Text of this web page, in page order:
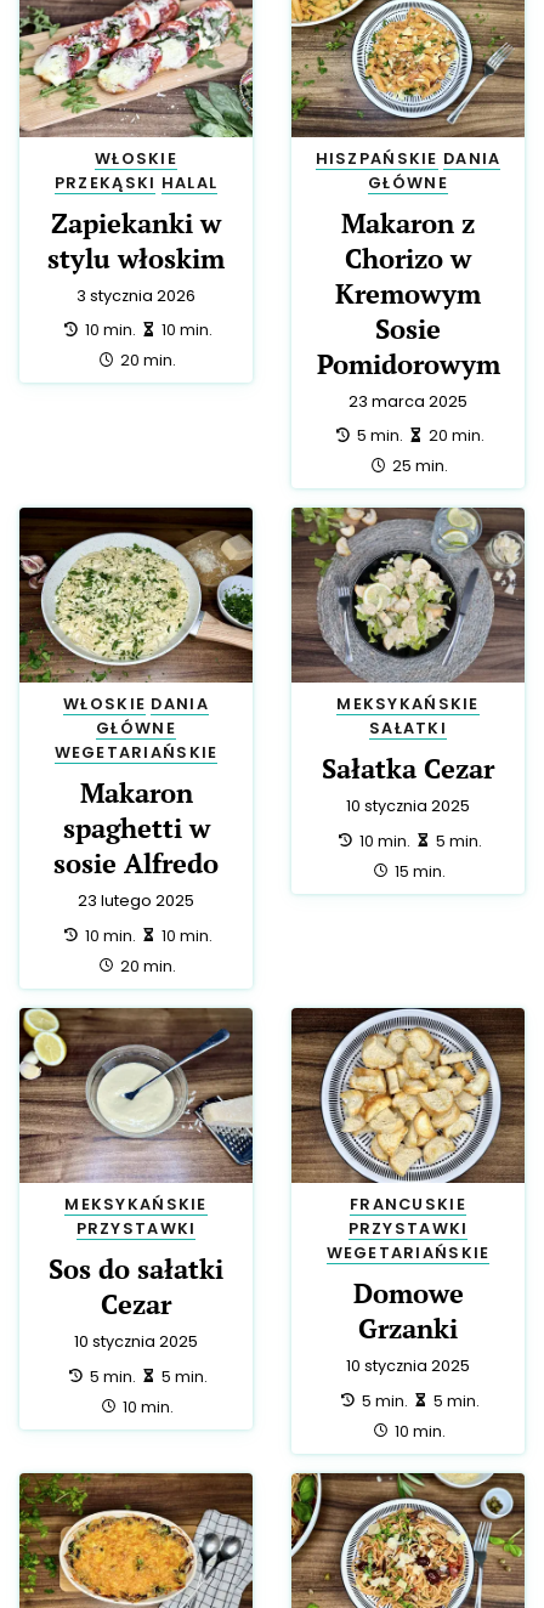
WŁOSKIE
PRZEKĄSKI HALAL
Zapiekanki w
stylu włoskim
3 stycznia 2026
przygotowanie:
10 min. zrobienie:
10 min.
całość:
20 min.
HISZPAŃSKIE DANIA
GŁÓWNE
Makaron z
Chorizo w
Kremowym
Sosie
Pomidorowym
23 marca 2025
przygotowanie:
5 min. zrobienie:
20 min.
całość:
25 min.
WŁOSKIE DANIA
GŁÓWNE
WEGETARIAŃSKIE
Makaron
spaghetti w
sosie Alfredo
23 lutego 2025
przygotowanie:
10 min. zrobienie:
10 min.
całość:
20 min.
MEKSYKAŃSKIE
SAŁATKI
Sałatka Cezar
10 stycznia 2025
przygotowanie:
10 min. zrobienie:
5 min.
całość:
15 min.
MEKSYKAŃSKIE
PRZYSTAWKI
Sos do sałatki
Cezar
10 stycznia 2025
przygotowanie:
5 min. zrobienie:
5 min.
całość:
10 min.
FRANCUSKIE
PRZYSTAWKI
WEGETARIAŃSKIE
Domowe
Grzanki
10 stycznia 2025
przygotowanie:
5 min. zrobienie:
5 min.
całość:
10 min.